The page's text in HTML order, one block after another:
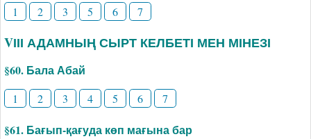
1 2 3 5 6 7
VІІІ АДАМНЫҢ СЫРТ КЕЛБЕТІ МЕН МІНЕЗІ
§60. Бала Абай
1 2 3 4 5 6 7
§61. Бағып-қағуда көп мағына бар